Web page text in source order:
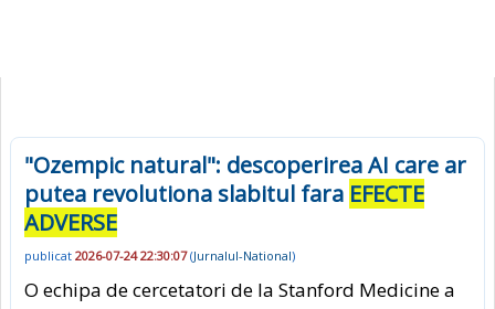
"Ozempic natural": descoperirea AI care ar
putea revolutiona slabitul fara EFECTE
ADVERSE
publicat 2026-07-24 22:30:07(Jurnalul-National)
O echipa de cercetatori de la Stanford Medicine a